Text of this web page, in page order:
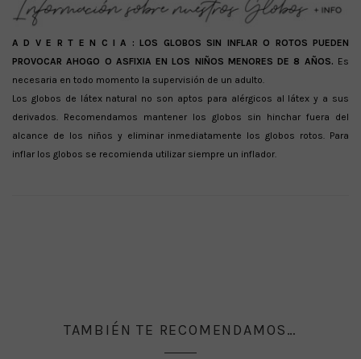
A D V E R T E N C I A :LOS GLOBOS SIN INFLAR O ROTOS PUEDEN
PROVOCAR AHOGO O ASFIXIA EN LOS NIÑOS MENORES DE 8 AÑOS. Es
necesaria en todo momento la supervisión de un adulto.
Los globos de látex natural no son aptos para alérgicos al látex y a sus
derivados. Recomendamos mantener los globos sin hinchar fuera del
alcance de los niños y eliminar inmediatamente los globos rotos. Para
inflar los globos se recomienda utilizar siempre un inflador.
TAMBIÉN TE RECOMENDAMOS…